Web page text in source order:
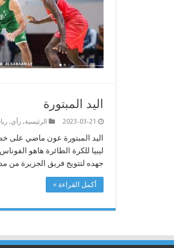
اليد المبتورة
2023-03-21 الرئيسية, رأي,
اليد المبتورة عون ماضي على
ليبيا للكرة الطائرة هاهو
جهده لتتويج فريق الجزيرة من
أكمل القراءة »